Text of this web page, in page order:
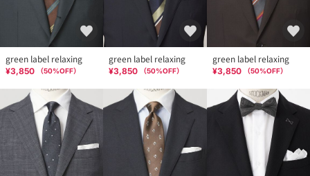
green label relaxing
¥3,850 （50%OFF）
green label relaxing
¥3,850 （50%OFF）
green label relaxing
¥3,850 （50%OFF）